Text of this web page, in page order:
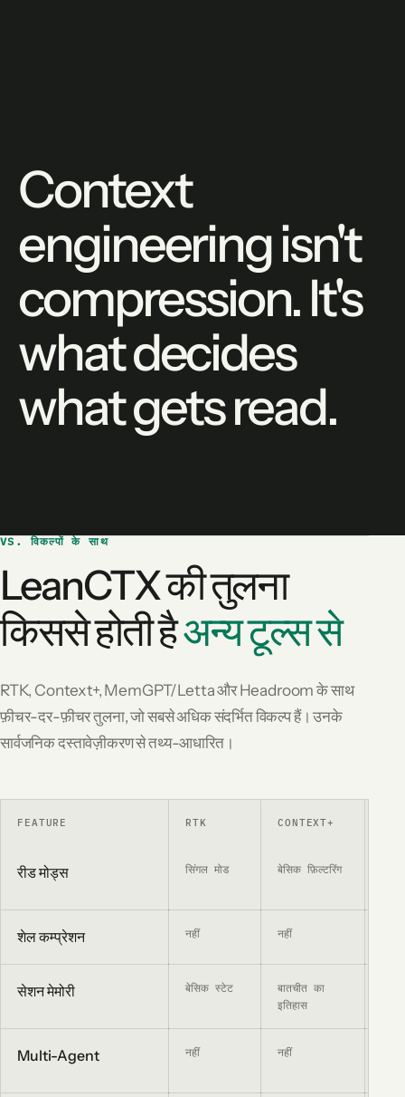
Context
engineering isn't
compression. It's
what decides
what gets read.
VS. विकल्पों के साथ
LeanCTX की तुलना
किससे होती हैअन्य टूल्स से
RTK, Context+, MemGPT/Letta और Headroom के साथ
फ़ीचर-दर-फ़ीचर तुलना, जो सबसे अधिक संदर्भित विकल्प हैं। उनके
सार्वजनिक दस्तावेज़ीकरण से तथ्य-आधारित।
FEATURE RTK CONTEXT+
रीड मोड्स सिंगल मोड बेसिक फ़िल्टरिंग
शेल कम्प्रेशन नहीं नहीं
सेशन मेमोरी बेसिक स्टेट
बातचीत का
इतिहास
Multi-Agent नहीं नहीं